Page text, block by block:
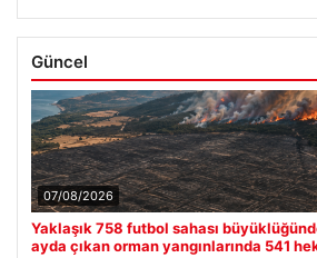
Güncel
07/08/2026
Yaklaşık 758 futbol sahası
ayda çıkan orman yangınlarında 541